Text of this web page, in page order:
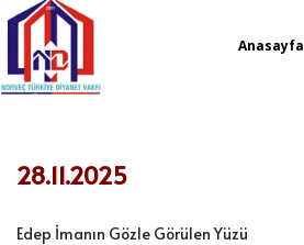
28.11.2025
Edep İmanın Gözle Görülen Yüzü
Anasayfa